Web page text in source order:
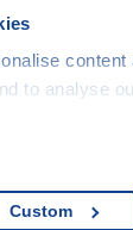
content
to analyse
from
Custom
webu |
údaje|